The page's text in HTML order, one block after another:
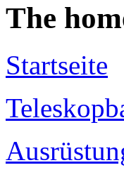
The
Startseite